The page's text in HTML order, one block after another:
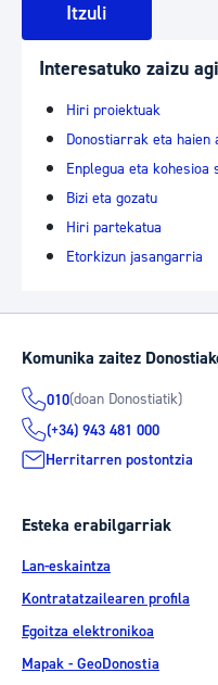
Itzuli
Interesatuko zaizu
Hiri proiektuak
Donostiarrak eta haien
Enplegua eta kohesioa
Bizi eta gozatu
Hiri partekatua
Etorkizun jasangarria
Komunika zaitez
010(doan Donostiatik)
(+34) 943 481 000
Herritarren postontzia
Esteka erabilgarriak
Lan-eskaintza
Kontratatzailearen profila
Egoitza elektronikoa
Mapak - GeoDonostia